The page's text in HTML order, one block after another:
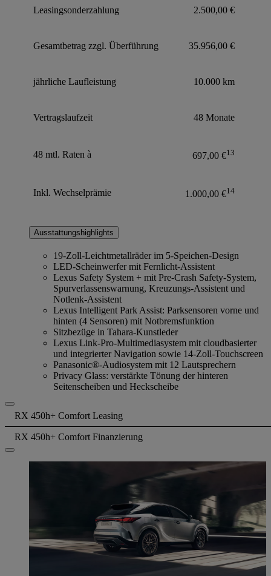
Leasingsonderzahlung 2.500,00 €
Gesamtbetrag zzgl. Überführung 35.956,00 €
jährliche Laufleistung 10.000 km
Vertragslaufzeit 48 Monate
48 mtl. Raten à 697,00 €13
Inkl. Wechselprämie 1.000,00 €14
Ausstattungshighlights
19-Zoll-Leichtmetallräder im 5-Speichen-Design
LED-Scheinwerfer mit Fernlicht-Assistent
Lexus Safety System + mit Pre-Crash Safety-System,
Spurverlassenswarnung, Kreuzungs-Assistent und
Notlenk-Assistent
Lexus Intelligent Park Assist: Parksensoren vorne und
hinten (4 Sensoren) mit Notbremsfunktion
Sitzbezüge in Tahara-Kunstleder
Lexus Link-Pro-Multimediasystem mit cloudbasierter
und integrierter Navigation sowie 14-Zoll-Touchscreen
Panasonic®-Audiosystem mit 12 Lautsprechern
Privacy Glass: verstärkte Tönung der hinteren
Seitenscheiben und Heckscheibe
RX 450h+ Comfort Leasing
RX 450h+ Comfort Finanzierung